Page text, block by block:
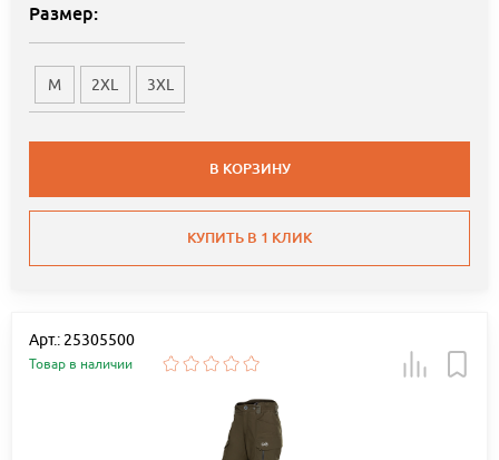
Размер:
M 2XL 3XL
В КОРЗИНУ
КУПИТЬ В 1 КЛИК
Арт.: 25305500
Товар в наличии